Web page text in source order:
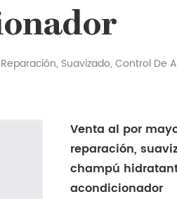
Suavizado, Control De
Venta al por
reparación,
champú
acondicionador